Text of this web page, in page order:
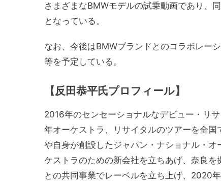
さまざまなBMWモデルの試乗動画であり、
となっている。
なお、今後はBMWブランドとのコラボレー
等を予定している。
【反田恭平氏プロフィール】
2016年のセンセーショナルなデビュー・リ
年オーケストラ、リサイタルのツアーを全
や自身が創設したジャパン・ナショナル・
ケストラのための新会社を立ちあげ、奈良
との共同事業でレーベルを立ち上げ、2020